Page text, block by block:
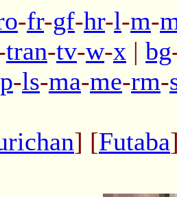
-fr-gf-hr-l-m-
tran-tv-w-x | bg
-ls-ma-me-rm-
] [Futaba